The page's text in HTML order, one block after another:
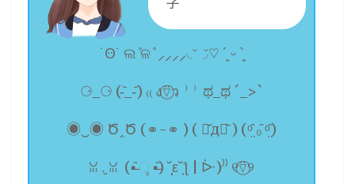
˙Ꙫ˙ ଲ ̊ଳ ̊ ⸝⸝⸝⸝◟̆◞̆♡ ´͈ ᵕ `͈
⚆_⚆ (-᷅_-᷄) ₍₍ ง⍢⃝ว ⁾⁾ ಥ_ಥ ´_>`
◉‿◉ Ծ‸Ծ (⚭-⚭ ) ( ･᷄д･᷅ ) (ᵒ̤̑ ₀̑ ᵒ̤̑)
ꈍ .̮ ꈍ ​​​ (•̶̑ ૄ •̶̑) ˘̩̩̩ε˘̩ƪ | ᐕ)⁾⁾ ୧⍢⃝୨